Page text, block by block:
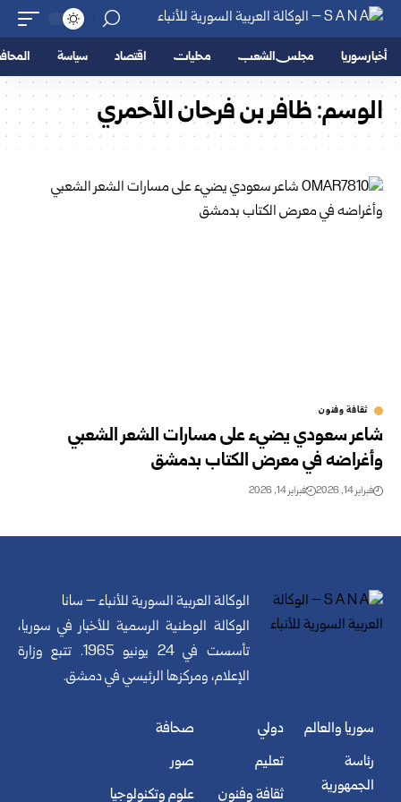
أخبار سوريا مجلس الشعب محليات اقتصاد سياسة
الوسم:ظافر بن فرحان الأحمري
ثقافة وفنون
شاعر سعودي يضيء على مسارات الشعر الشعبي
وأغراضه في معرض الكتاب بدمشق
فبراير 14, 2026 فبراير 14, 2026
الوكالة العربية السورية للأنباء – سانا
الوكالة الوطنية الرسمية للأخبار في سوريا،
تأسست في 24 يونيو 1965. تتبع وزارة
الإعلام، ومركزها الرئيسي في دمشق.
سوريا والعالم
رئاسة
الجمهورية
دولي
تعليم
ثقافة وفنون
صحافة
صور
علوم وتكنولوجيا